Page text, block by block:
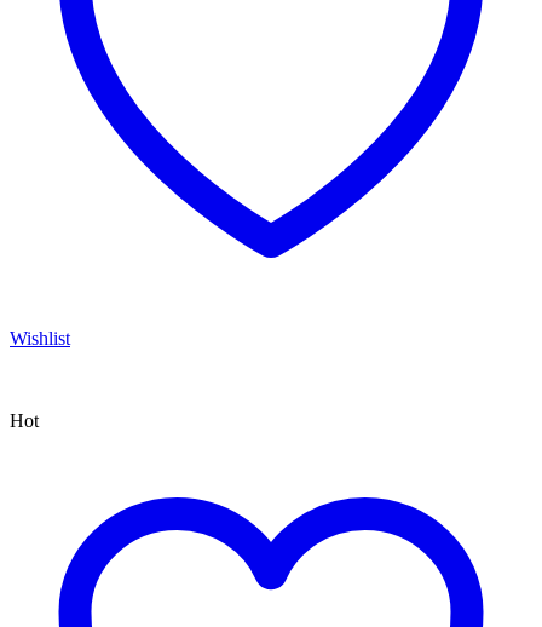
Wishlist
Hot